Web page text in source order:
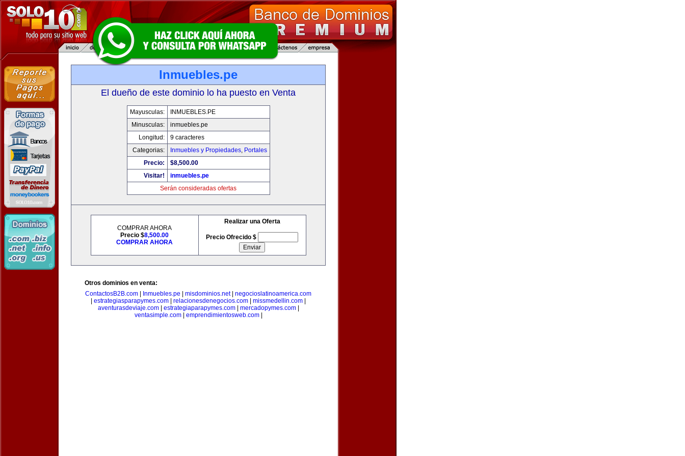
Inmuebles.pe
El dueño de este dominio lo ha puesto en Venta
Mayusculas:
INMUEBLES.PE
Minusculas:
inmuebles.pe
Longitud:
9 caracteres
Categorias:
Inmuebles y Propiedades, Portales
Precio:
$8,500.00
Visitar!
inmuebles.pe
Serán consideradas ofertas
COMPRAR AHORA
Precio $8,500.00
COMPRAR AHORA
Realizar una Oferta
Precio Ofrecido $
Otros dominios en venta:
ContactosB2B.com
Inmuebles.pe misdominios.net| negocioslatinoamerica.com
estrategiasparapymes.com relacionesdenegocios.com missmedellin.com
aventurasdeviaje.com| estrategiaparapymes.com| mercadopymes.com|
ventasimple.com| emprendimientosweb.com|